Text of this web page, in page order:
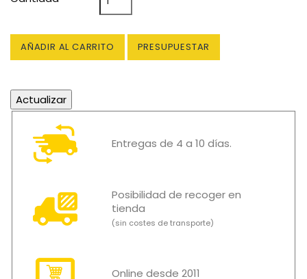
AÑADIR AL CARRITO PRESUPUESTAR
Entregas de 4 a 10 días.
Posibilidad de recoger en
tienda
(sin costes de transporte)
Online desde 2011